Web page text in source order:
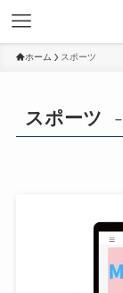
ホーム スポーツ
スポーツ